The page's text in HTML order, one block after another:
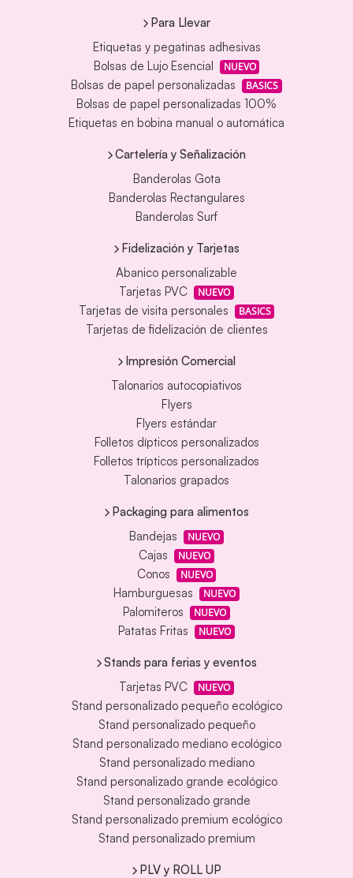
Para Llevar
Etiquetas y pegatinas adhesivas
Bolsas de Lujo Esencial
NUEVO
Bolsas de papel personalizadas BASICS
Bolsas de papel personalizadas 100%
Etiquetas en bobina manual o automática
Cartelería y Señalización
Banderolas Gota
Banderolas Rectangulares
Banderolas Surf
Fidelización y Tarjetas
Abanico personalizable
Tarjetas PVC
NUEVO
Tarjetas de visita personales BASICS
Tarjetas de fidelización de clientes
Impresión Comercial
Talonarios autocopiativos
Flyers
Flyers estándar
Folletos dípticos personalizados
Folletos trípticos personalizados
Talonarios grapados
Packaging para alimentos
Bandejas
NUEVO
Cajas NUEVO
Conos NUEVO
Hamburguesas NUEVO
Palomiteros NUEVO
Patatas Fritas NUEVO
Stands para ferias y eventos
Tarjetas PVC
NUEVO
Stand personalizado pequeño ecológico
Stand personalizado pequeño
Stand personalizado mediano ecológico
Stand personalizado mediano
Stand personalizado grande ecológico
Stand personalizado grande
Stand personalizado premium ecológico
Stand personalizado premium
PLV y ROLL UP